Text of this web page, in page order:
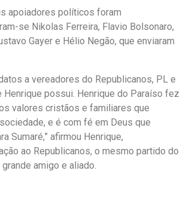
apoiadores políticos foram
se Nikolas Ferreira, Flavio Bolsonaro,
Gayer e Hélio Negão, que enviaram
a vereadores do Republicanos, PL e
possui. Henrique do Paraíso fez
valores cristãos e familiares que
e é com fé em Deus que
Sumaré,” afirmou Henrique,
ao Republicanos, o mesmo partido do
amigo e aliado.